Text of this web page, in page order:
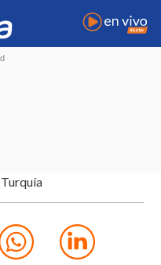
Turquía